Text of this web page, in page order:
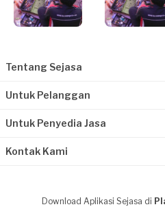
Tentang Sejasa
Untuk Pelanggan
Untuk Penyedia Jasa
Kontak Kami
Download Aplikasi Sejasa di